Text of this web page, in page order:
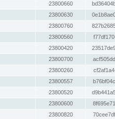
23800660
23800630
23800760
23800560
23800420
23800700
23800260
23800557
23800520
23800600
23800820